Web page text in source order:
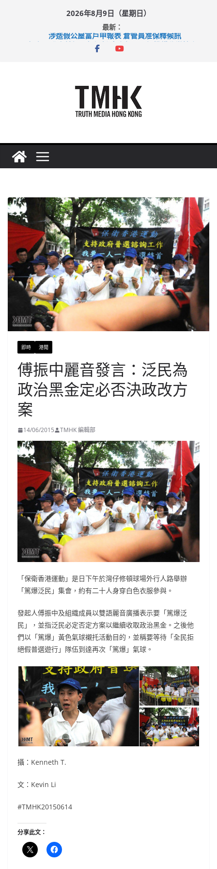
2026年8月9日（星期日）
最新：
涉造假公屋富戶申報表 倉管員准保釋候訊
即時 港聞
傅振中麗音發言：泛民為
政治黑金定必否決政改方
案
14/06/2015 TMHK 編輯部
「保衛香港運動」是日下午於灣仔修頓球場外行人路舉辦
「篤爆泛民」集會，約有二十人身穿白色衣服參與。
發起人傅振中及組織成員以雙語麗音廣播表示要「篤爆泛
民」，並指泛民必定否定方案以繼續收取政治黑金。之後他
們以「篤爆」黃色氣球襯托活動目的，並稱要等待「全民拒
絕假普選遊行」隊伍到達再次「篤爆」氣球。
攝：Kenneth T.
文：Kevin Li
#TMHK20150614
分享此文：